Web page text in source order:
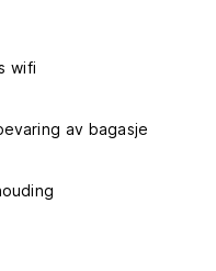
wifi‎
av bagasje